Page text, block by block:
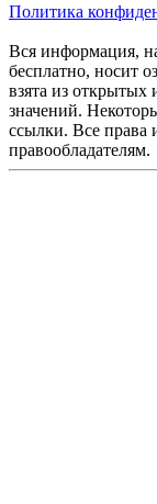
Политика
Вся информация,
бесплатно, носит
взята из открытых
значений.
ссылки. Все права
правообладателям.